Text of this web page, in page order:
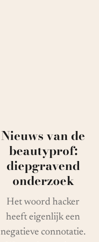
Nieuws van de
beautyprof:
diepgravend
onderzoek
Het woord hacker
heeft eigenlijk een
negatieve connotatie.